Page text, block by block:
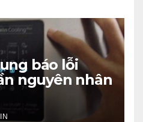
báo lỗi
nguyên nhân